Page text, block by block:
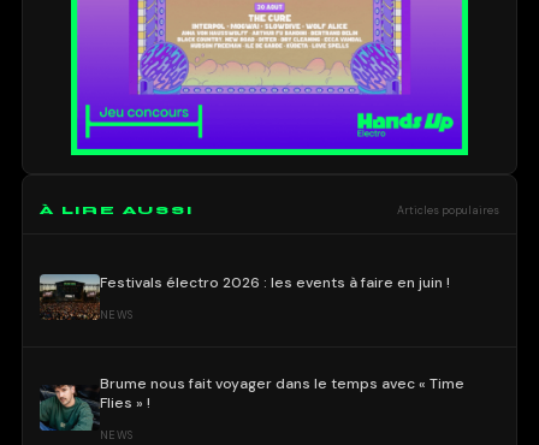
À LIRE AUSSI Articles populaires
Festivals électro 2026 : les events à faire en juin !
NEWS
Brume nous fait voyager dans le temps avec « Time
Flies » !
NEWS